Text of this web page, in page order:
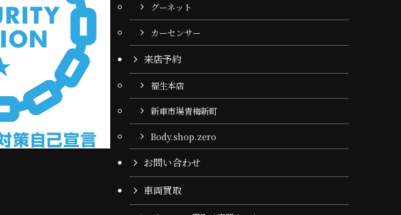
グーネット
カーセンサー
来店予約
福生本店
新車市場青梅新町
Body.shop.zero
お問い合わせ
車両買取